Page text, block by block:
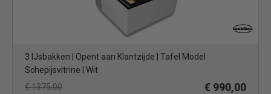
3 IJsbakken | Opent aan Klantzijde | Tafel Model
Schepijsvitrine | Wit
€ 1375,00
€ 990,00